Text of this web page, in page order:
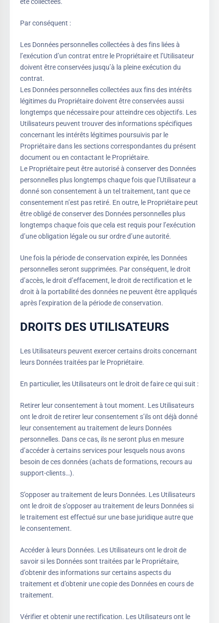
Par conséquent :
Les Données personnelles collectées à des fins liées à
l’exécution d’un contrat entre le Propriétaire et l’Utilisateur
doivent être conservées jusqu’à la pleine exécution du
contrat.
Les Données personnelles collectées aux fins des intérêts
légitimes du Propriétaire doivent être conservées aussi
longtemps que nécessaire pour atteindre ces objectifs. Les
Utilisateurs peuvent trouver des informations spécifiques
concernant les intérêts légitimes poursuivis par le
Propriétaire dans les sections correspondantes du présent
document ou en contactant le Propriétaire.
Le Propriétaire peut être autorisé à conserver des Données
personnelles plus longtemps chaque fois que l’Utilisateur a
donné son consentement à un tel traitement, tant que ce
consentement n’est pas retiré. En outre, le Propriétaire peut
être obligé de conserver des Données personnelles plus
longtemps chaque fois que cela est requis pour l’exécution
d’une obligation légale ou sur ordre d’une autorité.
Une fois la période de conservation expirée, les Données
personnelles seront supprimées. Par conséquent, le droit
d’accès, le droit d’effacement, le droit de rectification et le
droit à la portabilité des données ne peuvent être appliqués
après l’expiration de la période de conservation.
DROITS DES UTILISATEURS
Les Utilisateurs peuvent exercer certains droits concernant
leurs Données traitées par le Propriétaire.
En particulier, les Utilisateurs ont le droit de faire ce qui suit :
Retirer leur consentement à tout moment. Les Utilisateurs
ont le droit de retirer leur consentement s’ils ont déjà donné
leur consentement au traitement de leurs Données
personnelles. Dans ce cas, ils ne seront plus en mesure
d’accéder à certains services pour lesquels nous avons
besoin de ces données (achats de formations, recours au
support-clients…).
S’opposer au traitement de leurs Données. Les Utilisateurs
ont le droit de s’opposer au traitement de leurs Données si
le traitement est effectué sur une base juridique autre que
le consentement.
Accéder à leurs Données. Les Utilisateurs ont le droit de
savoir si les Données sont traitées par le Propriétaire,
d’obtenir des informations sur certains aspects du
traitement et d’obtenir une copie des Données en cours de
traitement.
Vérifier et obtenir une rectification. Les Utilisateurs ont le